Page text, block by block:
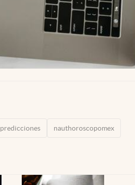
predicciones nauthoroscopomex